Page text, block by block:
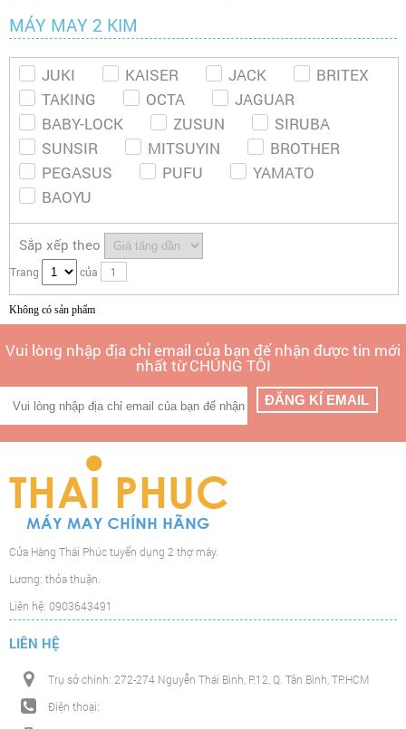
MÁY MAY 2 KIM
JUKI KAISER JACK
BRITEX
TAKING
OCTA
JAGUAR
BABY-LOCK
ZUSUN
SIRUBA
SUNSIR
MITSUYIN
BROTHER
PEGASUS
PUFU
YAMATO
BAOYU
Sắp xếp theo
Trang của 1
Không có sản phẩm
Vui lòng nhập địa chỉ email của bạn để nhận được tin mới
nhất từ CHÚNG TÔI
Cửa Hàng Thái Phúc tuyển dụng 2 thợ máy.
Lương: thỏa thuận.
Liên hệ: 0903643491
LIÊN HỆ
Trụ sở chính: 272-274 Nguyễn Thái Bình, P.12, Q. Tân Bình, TP.HCM
Điện thoại: